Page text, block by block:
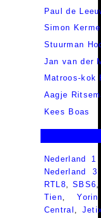
Paul de
Simon
Stuurman
Jan van der
Matroos-kok
Aagje
Kees Boas
Nederland
Nederland
RTL8,SBS6
Tien,Yorin
Central ,